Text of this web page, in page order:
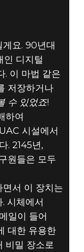
- #4:
요. 90년대
디지털
. 이 마법 같은
저장하거나
수 있었죠!
하여
시설에서
. 2145년,
원들은 모두
서 이 장치는
시체에서
일이 들어
대한 유용한
비밀 장소로